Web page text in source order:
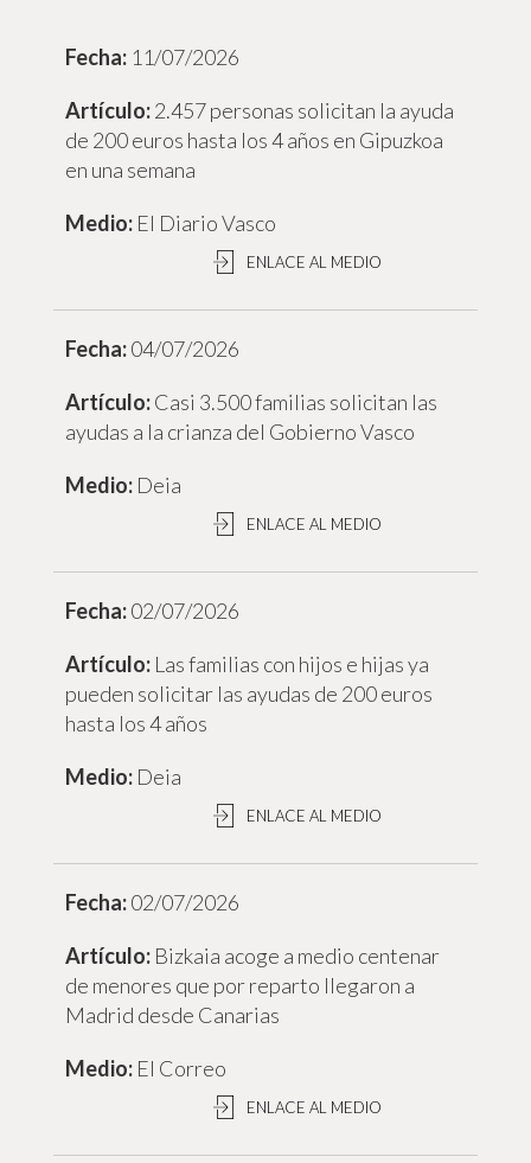
11/07/2026
2.457 personas solicitan la ayuda
de 200 euros hasta los 4 años en Gipuzkoa
en una semana
El Diario Vasco
ENLACE AL MEDIO
04/07/2026
Casi 3.500 familias solicitan las
ayudas a la crianza del Gobierno Vasco
Deia
ENLACE AL MEDIO
02/07/2026
Las familias con hijos e hijas ya
pueden solicitar las ayudas de 200 euros
hasta los 4 años
Deia
ENLACE AL MEDIO
02/07/2026
Bizkaia acoge a medio centenar
de menores que por reparto llegaron a
Madrid desde Canarias
El Correo
ENLACE AL MEDIO